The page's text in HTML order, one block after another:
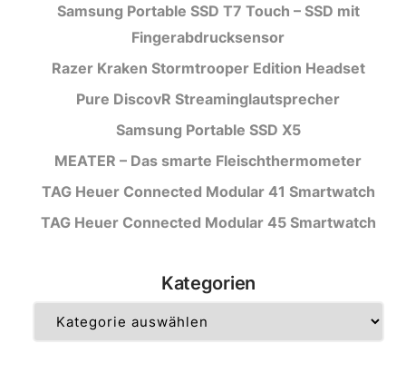
Samsung Portable SSD T7 Touch – SSD mit
Fingerabdrucksensor
Razer Kraken Stormtrooper Edition Headset
Pure DiscovR Streaminglautsprecher
Samsung Portable SSD X5
MEATER – Das smarte Fleischthermometer
TAG Heuer Connected Modular 41 Smartwatch
TAG Heuer Connected Modular 45 Smartwatch
Kategorien